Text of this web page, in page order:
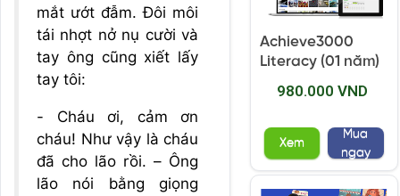
mắt ướt đẫm. Đôi môi
tái nhợt nở nụ cười và
tay ông cũng xiết lấy
tay tôi:
- Cháu ơi, cảm ơn
cháu! Như vậy là cháu
đã cho lão rồi. – Ông
lão nói bằng giọng
Achieve3000
Literacy (01 năm)
980.000 VND
Xem
Mua
ngay